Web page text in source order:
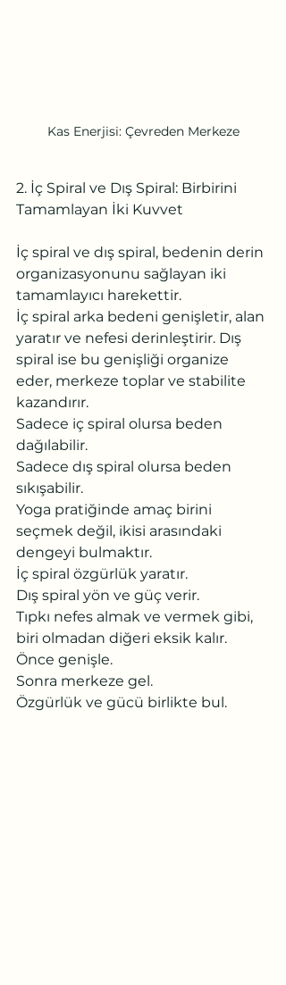
Kas Enerjisi: Çevreden Merkeze
2. İç Spiral ve Dış Spiral: Birbirini
Tamamlayan İki Kuvvet
İç spiral ve dış spiral, bedenin derin
organizasyonunu sağlayan iki
tamamlayıcı harekettir.
İç spiral arka bedeni genişletir, alan
yaratır ve nefesi derinleştirir. Dış
spiral ise bu genişliği organize
eder, merkeze toplar ve stabilite
kazandırır.
Sadece iç spiral olursa beden
dağılabilir.
Sadece dış spiral olursa beden
sıkışabilir.
Yoga pratiğinde amaç birini
seçmek değil, ikisi arasındaki
dengeyi bulmaktır.
İç spiral özgürlük yaratır.
Dış spiral yön ve güç verir.
Tıpkı nefes almak ve vermek gibi,
biri olmadan diğeri eksik kalır.
Önce genişle.
Sonra merkeze gel.
Özgürlük ve gücü birlikte bul.